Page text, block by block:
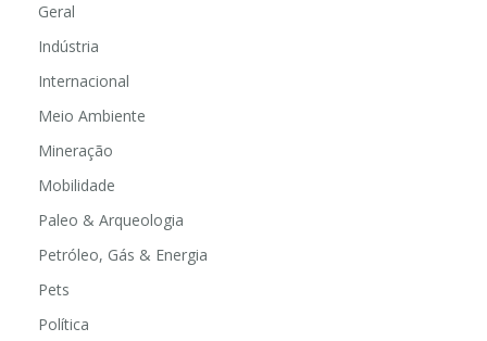
Geral
Indústria
Internacional
Meio Ambiente
Mineração
Mobilidade
Paleo & Arqueologia
Petróleo, Gás & Energia
Pets
Política